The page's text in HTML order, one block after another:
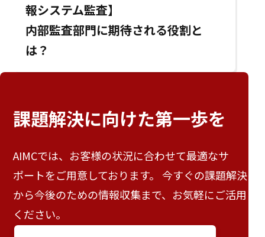
報システム監査】
内部監査部門に期待される役割と
は？
課題解決に向けた第一歩を
AIMCでは、お客様の状況に合わせて最適なサ
ポートをご用意しております。 今すぐの課題解決
から今後のための情報収集まで、お気軽にご活用
ください。